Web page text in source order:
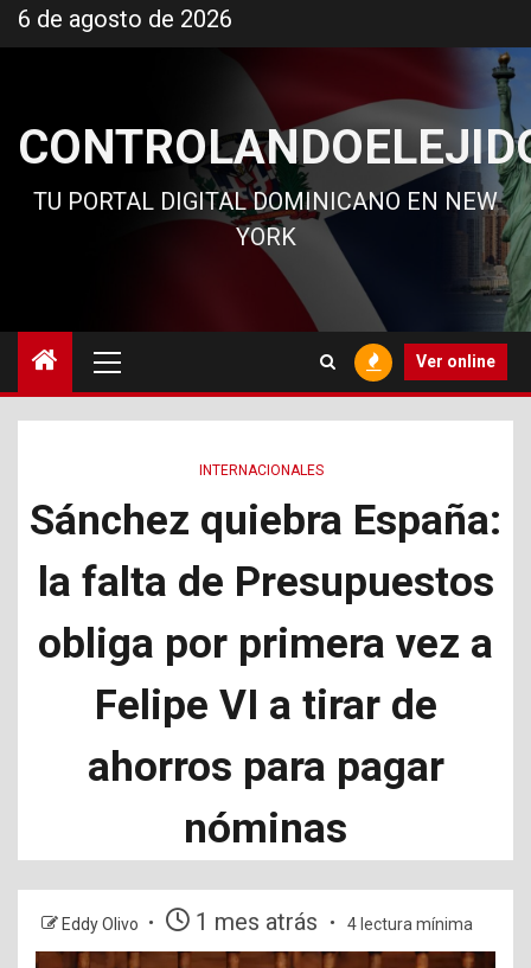
al
6 de agosto de 2026
TU PORTAL DIGITAL DOMINICANO EN NEW
YORK
principal
Ver online
INTERNACIONALES
Sánchez quiebra España:
la falta de Presupuestos
obliga por primera vez a
Felipe VI a tirar de
ahorros para pagar
nóminas
Eddy Olivo 1 mes atrás 4 lectura mínima